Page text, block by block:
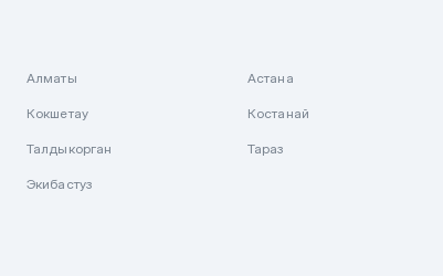
Алматы Астана
Кокшетау Костанай
Талдыкорган Тараз
Экибастуз